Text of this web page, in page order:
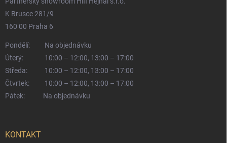
K Brusce 281/9
160 00 Praha 6
Pondělí:
Na objednávku
Úterý:
10:00 – 12:00, 13:00 – 17:00
Středa:
10:00 – 12:00, 13:00 – 17:00
Čtvrtek:
10:00 – 12:00, 13:00 – 17:00
Pátek:
Na objednávku
KONTAKT